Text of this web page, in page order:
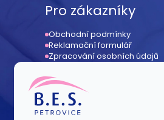
Pro zákazníky
Obchodní podmínky
Reklamační formulář
Zpracování osobních údajů
Registrace
Dodací podmínky